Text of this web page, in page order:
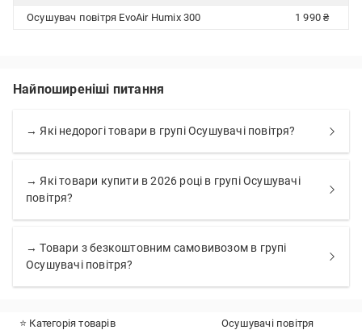
Осушувач повітря EvoAir Humix 300
1 990 ₴
Найпоширеніші питання
→ Які недорогі товари в групі Осушувачі повітря?
→ Які товари купити в 2026 році в групі Осушувачі
повітря?
→ Товари з безкоштовним самовивозом в групі
Осушувачі повітря?
⭐ Категорія товарів Осушувачі повітря